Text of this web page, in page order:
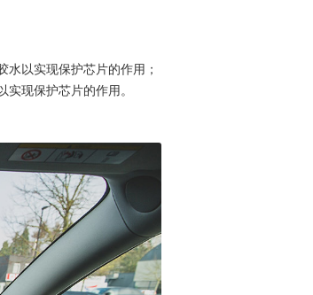
以实现保护芯片的作用；
现保护芯片的作用。